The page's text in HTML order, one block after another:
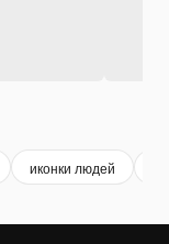
иконки людей